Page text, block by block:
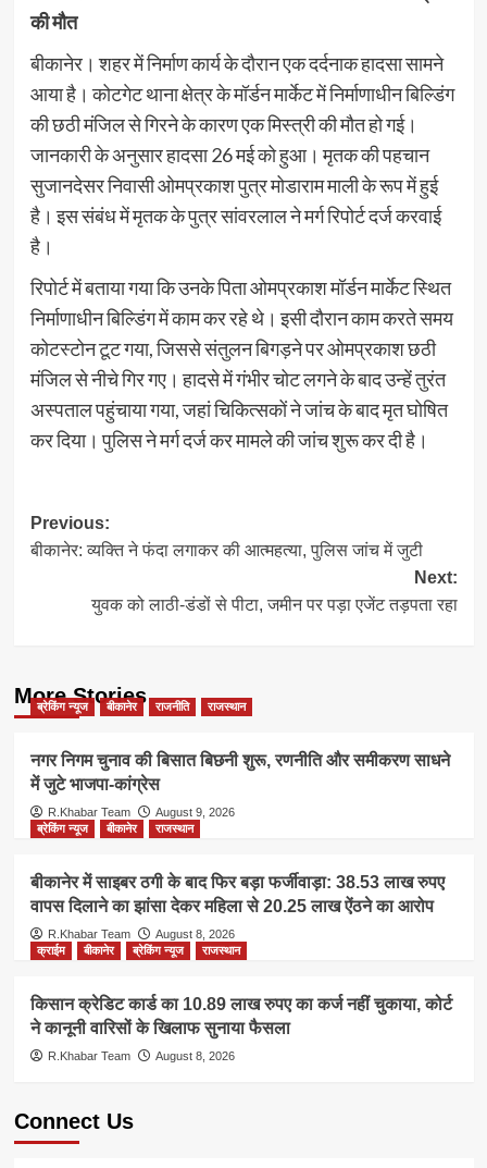
की मौत
बीकानेर। शहर में निर्माण कार्य के दौरान एक दर्दनाक हादसा सामने
आया है। कोटगेट थाना क्षेत्र के मॉर्डन मार्केट में निर्माणाधीन बिल्डिंग
की छठी मंजिल से गिरने के कारण एक मिस्त्री की मौत हो गई।
जानकारी के अनुसार हादसा 26 मई को हुआ। मृतक की पहचान
सुजानदेसर निवासी ओमप्रकाश पुत्र मोडाराम माली के रूप में हुई
है। इस संबंध में मृतक के पुत्र सांवरलाल ने मर्ग रिपोर्ट दर्ज करवाई
है।
रिपोर्ट में बताया गया कि उनके पिता ओमप्रकाश मॉर्डन मार्केट स्थित
निर्माणाधीन बिल्डिंग में काम कर रहे थे। इसी दौरान काम करते समय
कोटस्टोन टूट गया, जिससे संतुलन बिगड़ने पर ओमप्रकाश छठी
मंजिल से नीचे गिर गए। हादसे में गंभीर चोट लगने के बाद उन्हें तुरंत
अस्पताल पहुंचाया गया, जहां चिकित्सकों ने जांच के बाद मृत घोषित
कर दिया। पुलिस ने मर्ग दर्ज कर मामले की जांच शुरू कर दी है।
Post
navigation
Previous:
बीकानेर: व्यक्ति ने फंदा लगाकर की आत्महत्या, पुलिस जांच में जुटी
Next:
युवक को लाठी-डंडों से पीटा, जमीन पर पड़ा एजेंट तड़पता रहा
More Stories
ब्रेकिंग न्यूज बीकानेर राजनीति राजस्थान
नगर निगम चुनाव की बिसात बिछनी शुरू, रणनीति और समीकरण साधने
में जुटे भाजपा-कांग्रेस
R.Khabar Team
August 9, 2026
ब्रेकिंग न्यूज
बीकानेर राजस्थान
बीकानेर में साइबर ठगी के बाद फिर बड़ा फर्जीवाड़ा: 38.53 लाख रुपए
वापस दिलाने का झांसा देकर महिला से 20.25 लाख ऐंठने का आरोप
R.Khabar Team
August 8, 2026
क्राईम
बीकानेर ब्रेकिंग न्यूज राजस्थान
किसान क्रेडिट कार्ड का 10.89 लाख रुपए का कर्ज नहीं चुकाया, कोर्ट
ने कानूनी वारिसों के खिलाफ सुनाया फैसला
R.Khabar Team August 8, 2026
Connect Us